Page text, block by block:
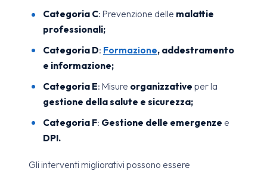
Categoria C: Prevenzione delle malattie
professionali;
Categoria D: Formazione, addestramento
e informazione;
Categoria E: Misure organizzative per la
gestione della salute e sicurezza;
Categoria F: Gestione delle emergenze e
DPI.
Gli interventi migliorativi possono essere